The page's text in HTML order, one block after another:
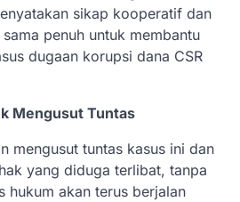
sikap kooperatif dan
penuh untuk membantu
dugaan korupsi dana CSR
Mengusut Tuntas
mengusut tuntas kasus ini dan
yang diduga terlibat, tanpa
hukum akan terus berjalan